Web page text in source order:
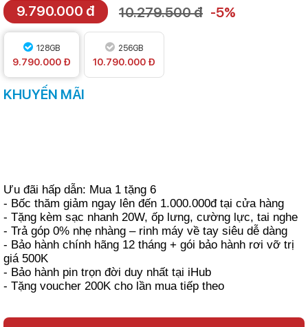
9.790.000 đ 10.279.500 đ -5%
128GB
9.790.000 Đ
256GB
10.790.000 Đ
KHUYẾN MÃI
Ưu đãi hấp dẫn: Mua 1 tặng 6
- Bốc thăm giảm ngay lên đến 1.000.000đ tại cửa hàng
- Tặng kèm sạc nhanh 20W, ốp lưng, cường lực, tai nghe
- Trả góp 0% nhẹ nhàng – rinh máy về tay siêu dễ dàng
- Bảo hành chính hãng 12 tháng + gói bảo hành rơi vỡ trị
giá 500K
- Bảo hành pin trọn đời duy nhất tại iHub
- Tặng voucher 200K cho lần mua tiếp theo